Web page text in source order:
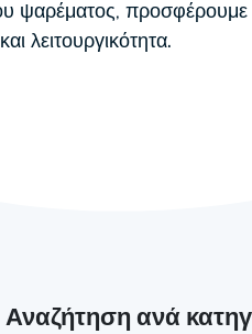
ψαρέματος,
λειτουργικότητα.
Αναζήτηση ανά